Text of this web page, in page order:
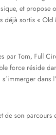
et propose
déjà sortis « Old
par Tom, Full
force réside
dans
de son parcours